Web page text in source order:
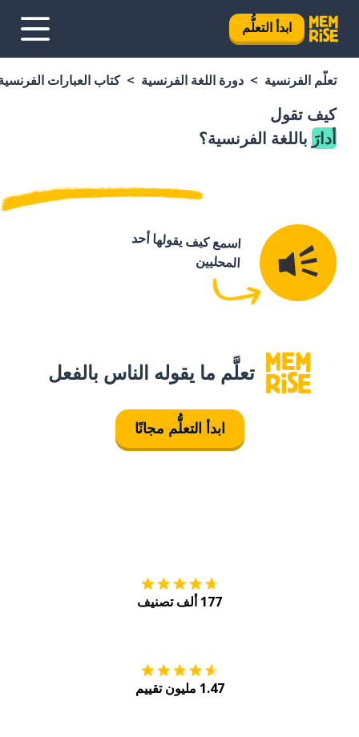
ابدأ التعلُّم
تعلَّم الفرنسية دورة اللغة الفرنسية كتاب العبارات
كيف تقول
أدارَ باللغة الفرنسية؟
اسمع كيف يقولها أحد
المحليين
تعلَّم ما يقوله الناس بالفعل
ابدأ التعلُّم مجانًا
177 ألف تصنيف
1.47 مليون تقييم